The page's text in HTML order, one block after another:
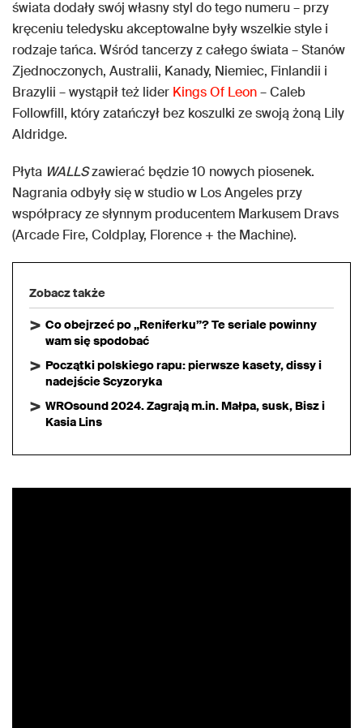
świata dodały swój własny styl do tego numeru – przy
kręceniu teledysku akceptowalne były wszelkie style i
rodzaje tańca. Wśród tancerzy z całego świata – Stanów
Zjednoczonych, Australii, Kanady, Niemiec, Finlandii i
Brazylii – wystąpił też lider Kings Of Leon– Caleb
Followfill, który zatańczył bez koszulki ze swoją żoną Lily
Aldridge.
Płyta WALLSzawierać będzie 10 nowych piosenek.
Nagrania odbyły się w studio w Los Angeles przy
współpracy ze słynnym producentem Markusem Dravs
(Arcade Fire, Coldplay, Florence + the Machine).
Zobacz także
Co obejrzeć po „Reniferku”? Te seriale powinny
wam się spodobać
Początki polskiego rapu: pierwsze kasety, dissy i
nadejście Scyzoryka
WROsound 2024. Zagrają m.in. Małpa, susk, Bisz i
Kasia Lins